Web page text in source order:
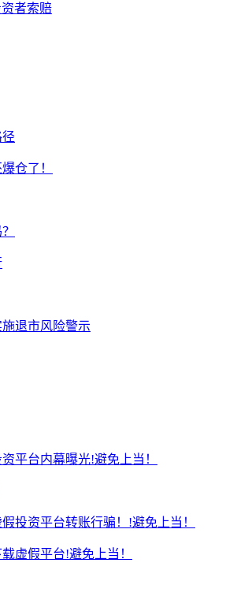
者索赔
径
仓了！
退市风险警示
平台内幕曝光!避免上当！
投资平台转账行骗！!避免上当！
虚假平台!避免上当！